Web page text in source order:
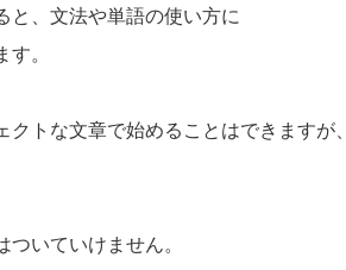
と、文法や単語の使い方に
。
トな文章で始めることはできますが、
いていけません。